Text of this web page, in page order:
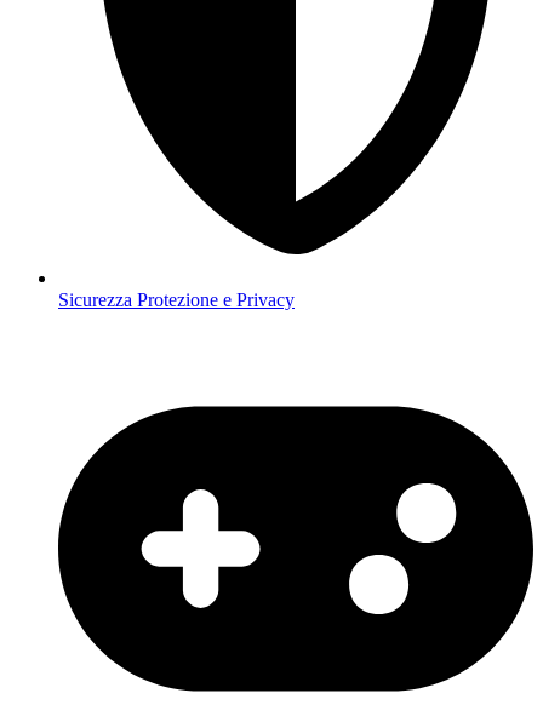
Sicurezza Protezione e Privacy